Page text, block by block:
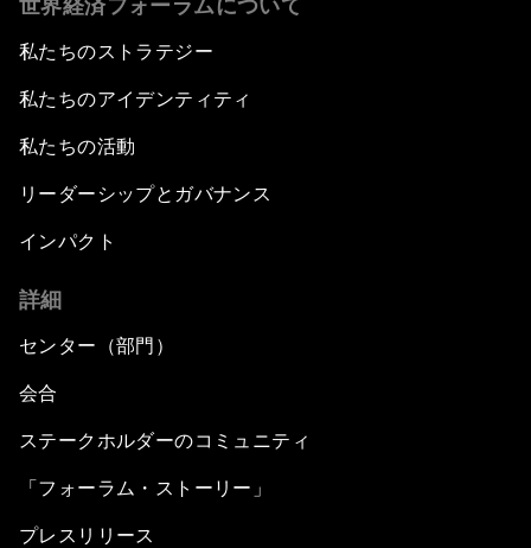
世界経済フォーラムについて
私たちのストラテジー
私たちのアイデンティティ
私たちの活動
リーダーシップとガバナンス
インパクト
詳細
センター（部門）
会合
ステークホルダーのコミュニティ
「フォーラム・ストーリー」
プレスリリース